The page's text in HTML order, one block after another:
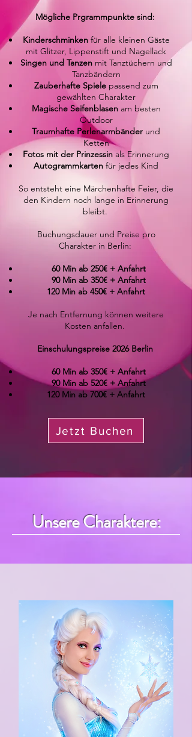
Mögliche Prgrammpunkte sind:
Kinderschminkenfür alle kleinen Gäste
mit Glitzer, Lippenstift und Nagellack
Singen und Tanzenmit Tanztüchern und
Tanzbändern
Zauberhafte Spielepassend zum
gewählten Charakter
Magische Seifenblasenam besten
Outdoor
Traumhafte Perlenarmbänder und
Ketten
Fotos mit der Prinzessinals Erinnerung
Autogrammkarten für jedes Kind
So entsteht eine Märchenhafte Feier, die
den Kindern noch lange in Erinnerung
bleibt.
Buchungsdauer und Preise pro
Charakter in Berlin:
60 Min ab 250€ + Anfahrt
90 Min ab 350€ + Anfahrt
120 Min ab 450€ + Anfahrt
Je nach Entfernung können weitere
Kosten anfallen.
Einschulungspreise 2026 Berlin
60 Min ab 350€ + Anfahrt
90 Min ab 520€ + Anfahrt
120 Min ab 700€ + Anfahrt
Jetzt Buchen
Unsere Charaktere: